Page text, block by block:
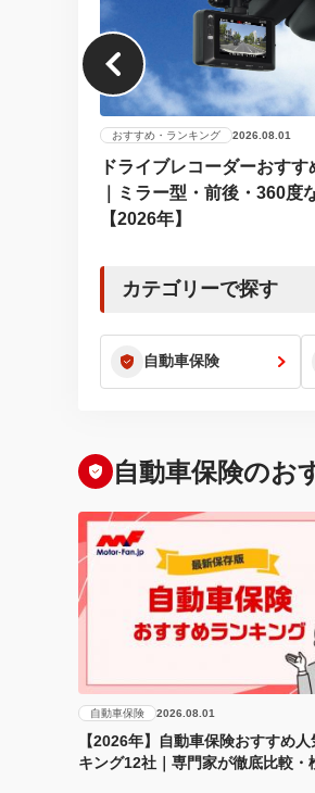
おすすめ・ランキング 2026.08.01
ドライブレコーダーおすす
｜ミラー型・前後・360度
【2026年】
カテゴリーで探す
自動車保険
自動車保険のお
自動車保険 2026.08.01
【2026年】自動車保険おすすめ
キング12社｜専門家が徹底比較・